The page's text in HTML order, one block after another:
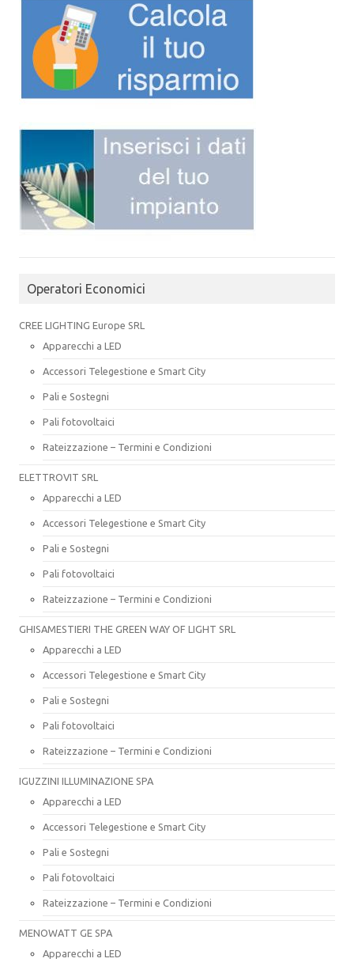
Operatori Economici
CREE LIGHTING Europe SRL
Apparecchi a LED
Accessori Telegestione e Smart City
Pali e Sostegni
Pali fotovoltaici
Rateizzazione – Termini e Condizioni
ELETTROVIT SRL
Apparecchi a LED
Accessori Telegestione e Smart City
Pali e Sostegni
Pali fotovoltaici
Rateizzazione – Termini e Condizioni
GHISAMESTIERI THE GREEN WAY OF LIGHT SRL
Apparecchi a LED
Accessori Telegestione e Smart City
Pali e Sostegni
Pali fotovoltaici
Rateizzazione – Termini e Condizioni
IGUZZINI ILLUMINAZIONE SPA
Apparecchi a LED
Accessori Telegestione e Smart City
Pali e Sostegni
Pali fotovoltaici
Rateizzazione – Termini e Condizioni
MENOWATT GE SPA
Apparecchi a LED